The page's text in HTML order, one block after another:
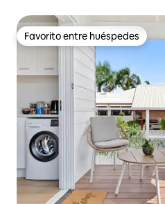
Favorito entre huéspedes
Favorito entre huéspedes